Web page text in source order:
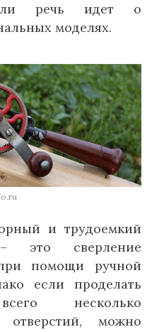
речь идет о
моделях.
и трудоемкий
это сверление
помощи ручной
если проделать
несколько
отверстий, можно